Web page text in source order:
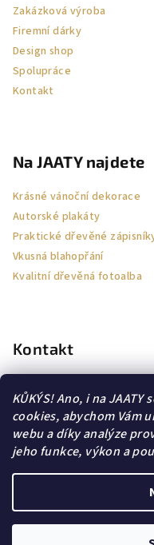
KŮKÝS! Ano, i na
cookies, abychom Vám
webu a díky analýze
jeho funkce, výkon a
Zakázková výroba
Firemní dárky
Design shop
Spolupráce
Kontakt
Na JAATY najdete
Krásné vánoční dekorace
Autorské plakáty
Praktické dřevěné
Vkusná blahopřání
Kvalitní dřevěná fotoalba
Kontakt
605564114